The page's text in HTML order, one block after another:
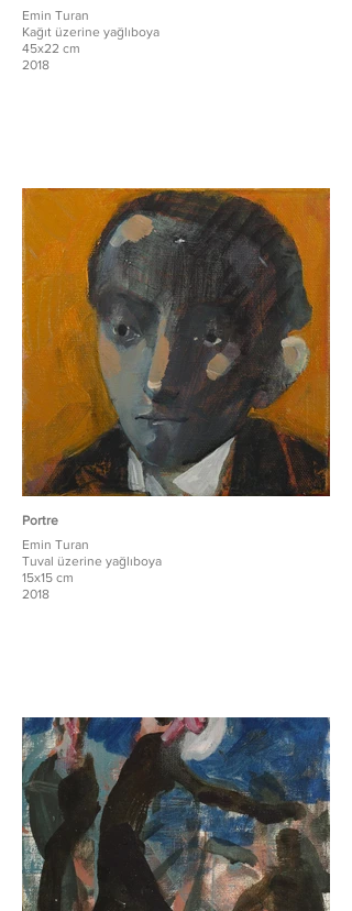
Emin Turan
Kağıt üzerine yağlıboya
45x22 cm
2018
Portre
Emin Turan
Tuval üzerine yağlıboya
15x15 cm
2018